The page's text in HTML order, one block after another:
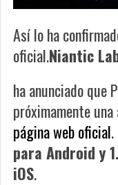
Así lo ha
oficial.Niantic
ha anunciado que
próximamente
página web oficial
para Android y
iOS.